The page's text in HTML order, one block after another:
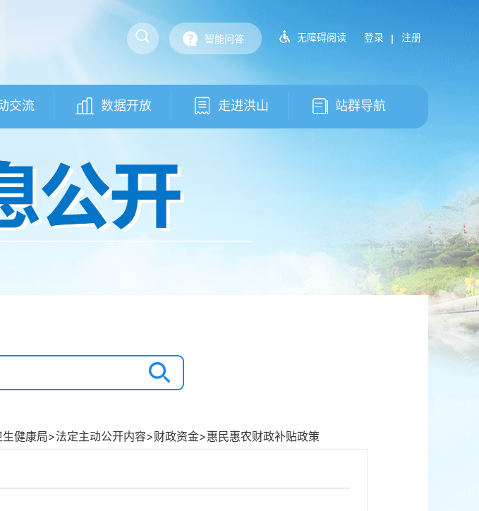
无障碍阅读 登录 注册
智能问答
交流 数据开放 走进洪山 站群导航
生健康局>法定主动公开内容>财政资金>惠民惠农财政补贴政策